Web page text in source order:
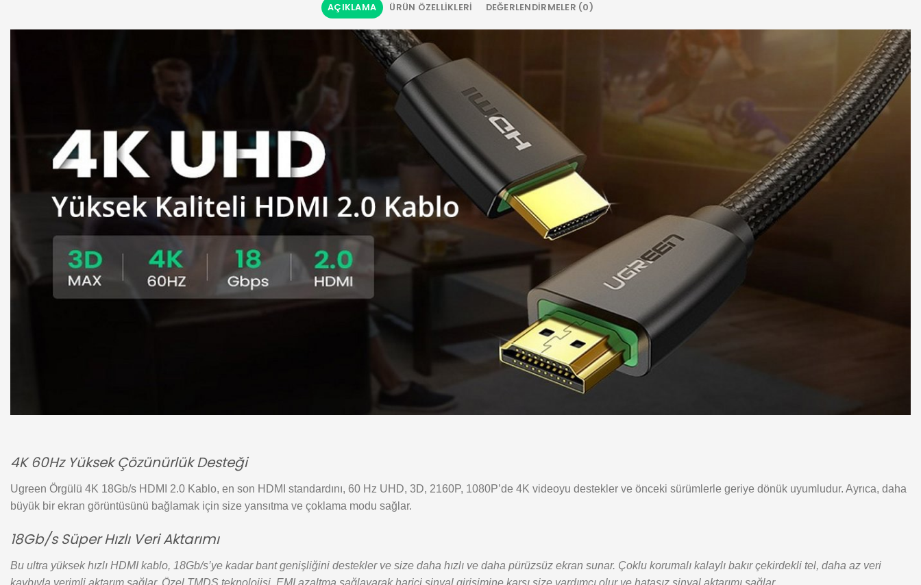
AÇIKLAMA ÜRÜN ÖZELLIKLERI DEĞERLENDIRMELER (0)
4K 60Hz Yüksek Çözünürlük Desteği
Ugreen Örgülü 4K 18Gb/s HDMI 2.0 Kablo, en son HDMI standardını, 60 Hz UHD, 3D, 2160P, 1080P’de 4K videoyu destekler ve önceki sürümlerle geriye dönük uyumludur. Ayrıca, daha
büyük bir ekran görüntüsünü bağlamak için size yansıtma ve çoklama modu sağlar.
18Gb/s Süper Hızlı Veri Aktarımı
Bu ultra yüksek hızlı HDMI kablo, 18Gb/s’ye kadar bant genişliğini destekler ve size daha hızlı ve daha pürüzsüz ekran sunar. Çoklu korumalı kalaylı bakır çekirdekli tel, daha az veri